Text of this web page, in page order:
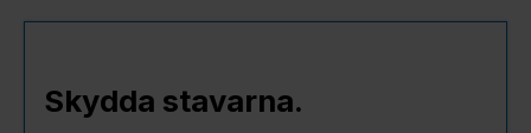
Skydda stavarna.